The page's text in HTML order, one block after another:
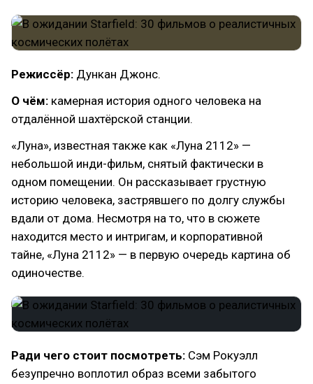
Режиссёр: Дункан Джонс.
О чём: камерная история одного человека на
отдалённой шахтёрской станции.
«Луна», известная также как «Луна 2112» —
небольшой инди-фильм, снятый фактически в
одном помещении. Он рассказывает грустную
историю человека, застрявшего по долгу службы
вдали от дома. Несмотря на то, что в сюжете
находится место и интригам, и корпоративной
тайне, «Луна 2112» — в первую очередь картина об
одиночестве.
Ради чего стоит посмотреть: Сэм Рокуэлл
безупречно воплотил образ всеми забытого